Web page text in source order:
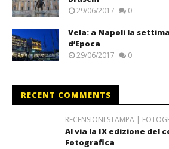
29/06/2017 0
Vela: a Napoli la
d’Epoca
29/06/2017 0
RECENT COMMENTS
RECENSIONI STAMPA |
Al via la IX edizione del
Fotografica